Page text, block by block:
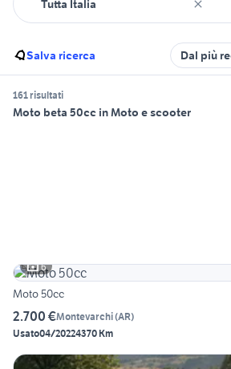
Salva ricerca Dal più
161 risultati
Moto beta 50cc in Moto e scooter
6
Moto 50cc
2.700 €Montevarchi(AR)
Usato04/20224370 Km